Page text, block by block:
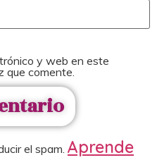
y web en este
que comente.
el spam. Aprende